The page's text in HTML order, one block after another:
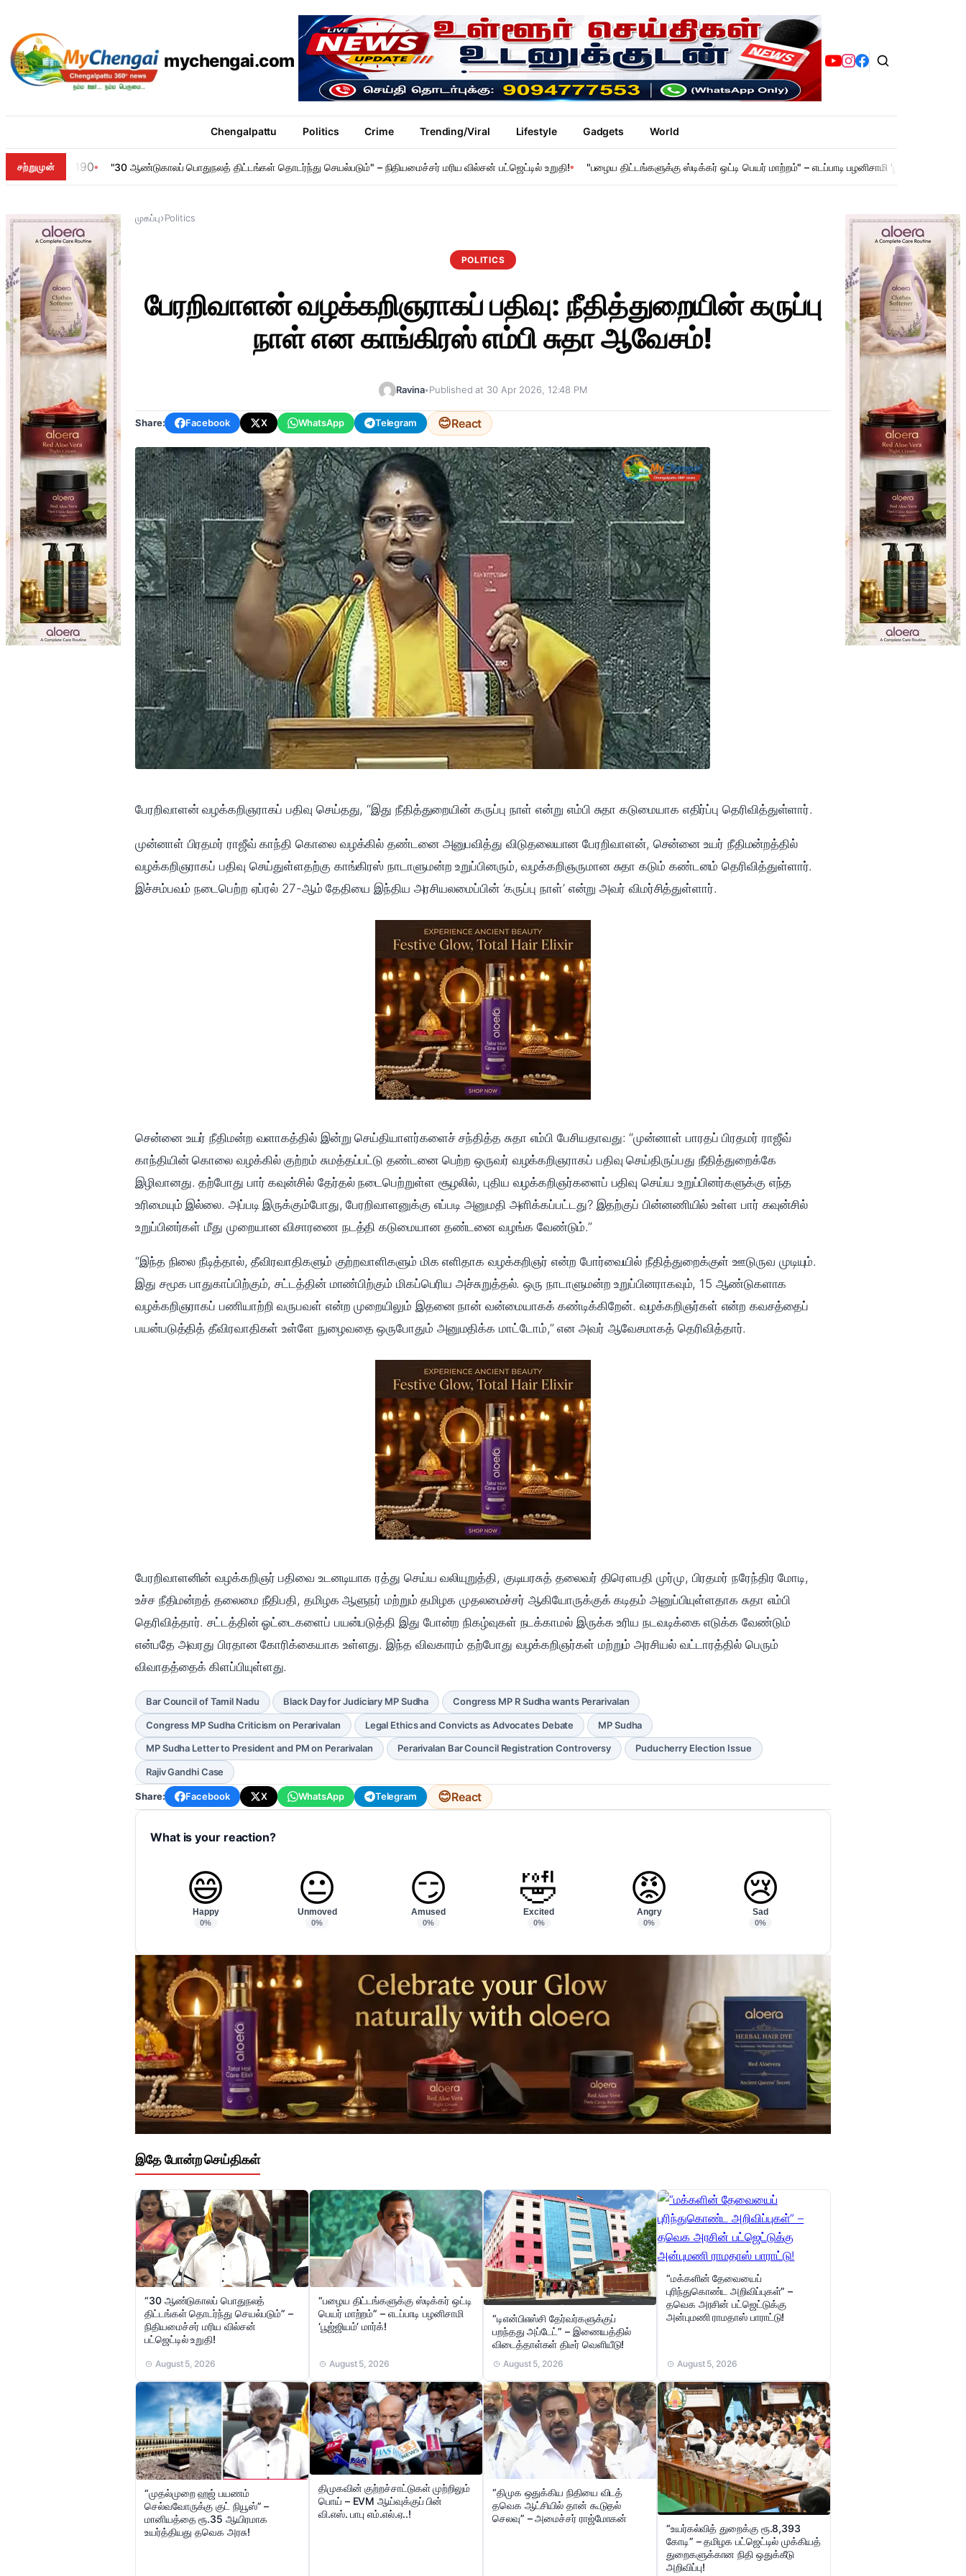
mychengai.com
Chengalpattu Politics Crime Trending/Viral Lifestyle Gadgets World
சற்றுமுன் 190 "30 ஆண்டுகாலப் பொதுநலத் திட்டங்கள் தொடர்ந்து செயல்படும்" – நிதியமைச்சர் மரிய வில்சன் பட்ஜெட்டில் உறுதி! "பழைய திட்டங்களுக்கு ஸ்டிக்கர் ஒட்டி பெயர் மாற்றம்" – எடப்பாடி பழனிசாமி 'பூஜ்ஜியம்' மார்க்!
முகப்பு›Politics
POLITICS
பேரறிவாளன் வழக்கறிஞராகப் பதிவு: நீதித்துறையின் கருப்பு
நாள் என காங்கிரஸ் எம்பி சுதா ஆவேசம்!
Ravina•Published at 30 Apr 2026, 12:48 PM
Share: Facebook X WhatsApp Telegram 😊React
பேரறிவாளன் வழக்கறிஞராகப் பதிவு செய்தது, “இது நீதித்துறையின் கருப்பு நாள் என்று எம்பி சுதா கடுமையாக எதிர்ப்பு தெரிவித்துள்ளார்.
முன்னாள் பிரதமர் ராஜீவ் காந்தி கொலை வழக்கில் தண்டனை அனுபவித்து விடுதலையான பேரறிவாளன், சென்னை உயர் நீதிமன்றத்தில்
வழக்கறிஞராகப் பதிவு செய்துள்ளதற்கு காங்கிரஸ் நாடாளுமன்ற உறுப்பினரும், வழக்கறிஞருமான சுதா கடும் கண்டனம் தெரிவித்துள்ளார்.
இச்சம்பவம் நடைபெற்ற ஏப்ரல் 27-ஆம் தேதியை இந்திய அரசியலமைப்பின் ‘கருப்பு நாள்’ என்று அவர் விமர்சித்துள்ளார்.
சென்னை உயர் நீதிமன்ற வளாகத்தில் இன்று செய்தியாளர்களைச் சந்தித்த சுதா எம்பி பேசியதாவது: “முன்னாள் பாரதப் பிரதமர் ராஜீவ்
காந்தியின் கொலை வழக்கில் குற்றம் சுமத்தப்பட்டு தண்டனை பெற்ற ஒருவர் வழக்கறிஞராகப் பதிவு செய்திருப்பது நீதித்துறைக்கே
இழிவானது. தற்போது பார் கவுன்சில் தேர்தல் நடைபெற்றுள்ள சூழலில், புதிய வழக்கறிஞர்களைப் பதிவு செய்ய உறுப்பினர்களுக்கு எந்த
உரிமையும் இல்லை. அப்படி இருக்கும்போது, பேரறிவாளனுக்கு எப்படி அனுமதி அளிக்கப்பட்டது? இதற்குப் பின்னணியில் உள்ள பார் கவுன்சில்
உறுப்பினர்கள் மீது முறையான விசாரணை நடத்தி கடுமையான தண்டனை வழங்க வேண்டும்.”
“இந்த நிலை நீடித்தால், தீவிரவாதிகளும் குற்றவாளிகளும் மிக எளிதாக வழக்கறிஞர் என்ற போர்வையில் நீதித்துறைக்குள் ஊடுருவ முடியும்.
இது சமூக பாதுகாப்பிற்கும், சட்டத்தின் மாண்பிற்கும் மிகப்பெரிய அச்சுறுத்தல். ஒரு நாடாளுமன்ற உறுப்பினராகவும், 15 ஆண்டுகளாக
வழக்கறிஞராகப் பணியாற்றி வருபவள் என்ற முறையிலும் இதனை நான் வன்மையாகக் கண்டிக்கிறேன். வழக்கறிஞர்கள் என்ற கவசத்தைப்
பயன்படுத்தித் தீவிரவாதிகள் உள்ளே நுழைவதை ஒருபோதும் அனுமதிக்க மாட்டோம்,” என அவர் ஆவேசமாகத் தெரிவித்தார்.
பேரறிவாளனின் வழக்கறிஞர் பதிவை உடனடியாக ரத்து செய்ய வலியுறுத்தி, குடியரசுத் தலைவர் திரௌபதி முர்மு, பிரதமர் நரேந்திர மோடி,
உச்ச நீதிமன்றத் தலைமை நீதிபதி, தமிழக ஆளுநர் மற்றும் தமிழக முதலமைச்சர் ஆகியோருக்குக் கடிதம் அனுப்பியுள்ளதாக சுதா எம்பி
தெரிவித்தார். சட்டத்தின் ஓட்டைகளைப் பயன்படுத்தி இது போன்ற நிகழ்வுகள் நடக்காமல் இருக்க உரிய நடவடிக்கை எடுக்க வேண்டும்
என்பதே அவரது பிரதான கோரிக்கையாக உள்ளது. இந்த விவகாரம் தற்போது வழக்கறிஞர்கள் மற்றும் அரசியல் வட்டாரத்தில் பெரும்
விவாதத்தைக் கிளப்பியுள்ளது.
Bar Council of Tamil Nadu Black Day for Judiciary MP Sudha Congress MP R Sudha wants Perarivalan
Congress MP Sudha Criticism on Perarivalan Legal Ethics and Convicts as Advocates Debate MP Sudha
MP Sudha Letter to President and PM on Perarivalan Perarivalan Bar Council Registration Controversy Puducherry Election Issue
Rajiv Gandhi Case
Share: Facebook X WhatsApp Telegram 😊React
What is your reaction?
😄
Happy
0%
😐
Unmoved
0%
😏
Amused
0%
🤣
Excited
0%
😡
Angry
0%
😢
Sad
0%
இதே போன்ற செய்திகள்
“30 ஆண்டுகாலப் பொதுநலத்
திட்டங்கள் தொடர்ந்து செயல்படும்” –
நிதியமைச்சர் மரிய வில்சன்
பட்ஜெட்டில் உறுதி!
August 5, 2026
“பழைய திட்டங்களுக்கு ஸ்டிக்கர் ஒட்டி
பெயர் மாற்றம்” – எடப்பாடி பழனிசாமி
‘பூஜ்ஜியம்’ மார்க்!
August 5, 2026
“டிஎன்பிஎஸ்சி தேர்வர்களுக்குப்
பறந்தது அப்டேட்” – இணையத்தில்
விடைத்தாள்கள் திடீர் வெளியீடு!
August 5, 2026
“மக்களின் தேவையைப்
புரிந்துகொண்ட அறிவிப்புகள்” –
தவெக அரசின் பட்ஜெட்டுக்கு
அன்புமணி ராமதாஸ் பாராட்டு!
August 5, 2026
“முதல்முறை ஹஜ் பயணம்
செல்வவோருக்கு குட் நியூஸ்” –
மானியத்தை ரூ.35 ஆயிரமாக
உயர்த்தியது தவெக அரசு!
திமுகவின் குற்றச்சாட்டுகள் முற்றிலும்
பொய் – EVM ஆய்வுக்குப் பின்
வி.எஸ். பாபு எம்.எல்.ஏ..!
“திமுக ஒதுக்கிய நிதியை விடத்
தவெக ஆட்சியில் தான் கூடுதல்
செலவு” – அமைச்சர் ராஜ்மோகன்
“உயர்கல்வித் துறைக்கு ரூ.8,393
கோடி” – தமிழக பட்ஜெட்டில் முக்கியத்
துறைகளுக்கான நிதி ஒதுக்கீடு
அறிவிப்பு!